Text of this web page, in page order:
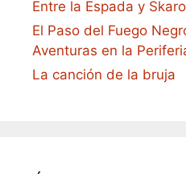
Entre la Espada y
El Paso del Fuego
Aventuras en la
La canción de la bruja